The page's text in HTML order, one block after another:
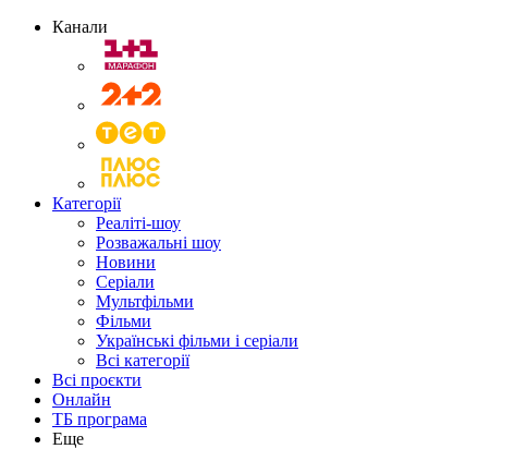
Канали
Категорії
Реаліті-шоу
Розважальні шоу
Новини
Серіали
Мультфільми
Фільми
Українські фільми і серіали
Всі категорії
Всі проєкти
Онлайн
ТБ програма
Еще